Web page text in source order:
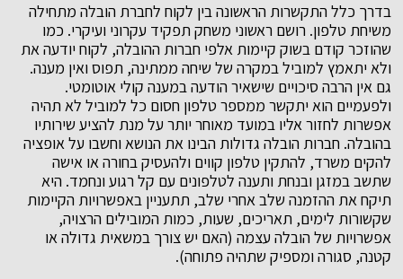
בדרך כלל התקשרות הראשונה בין לקוח לחברת הובלה מתחילה
משיחת טלפון. רושם ראשוני משחק תפקיד עקרוני ועיקרי. כמו
שהוזכר קודם בשוק קיימות אלפי חברות ההובלה, לקוח יודעה את
ולא יתאמץ למוביל במקרה של שיחה ממתינה, תפוס ואין מענה.
גם אין הרבה סיכויים שישאיר הודעה במענה קולי אוטומטי.
ולפעמיים הוא יתקשר ממספר טלפון חסום כל למוביל לא תהיה
אפשרות לחזור אליו במועד מאוחר יותר על מנת להציע שירותיו
בהובלה. חברות הובלה גדולות הבינו את הנושא וחשבו על אופציה
להקים משרד, להתקין טלפון קווים ולהעסיק בחורה או אישה
שתשב במזגן ובנחת ותענה לטלפונים עם קל רגוע ונחמד. היא
תיקח את ההזמנה שלב אחרי שלב, תתעניין באפשרויות הקיימות
שקשורות לימים, תאריכים, שעות, כמות המובילים הרצויה,
אפשרויות של הובלה עצמה (האם יש צורך במשאית גדולה או
קטנה, סגורה ומספיק שתהיה פתוחה).